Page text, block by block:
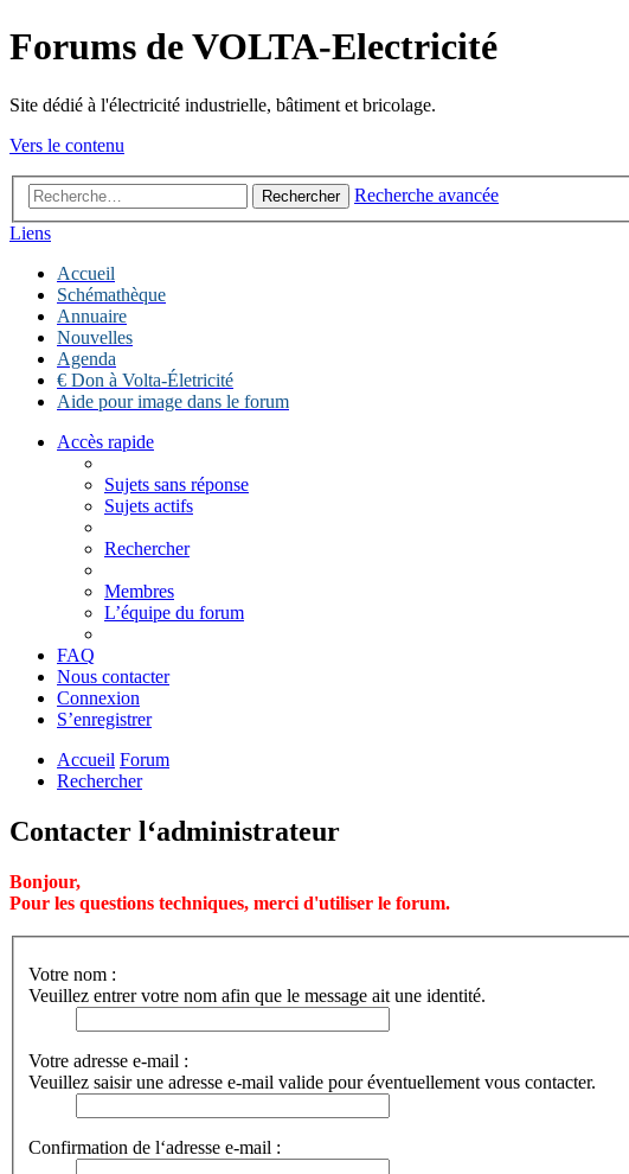
Forums de VOLTA-Electricité
Site dédié à l'électricité industrielle, bâtiment et bricolage.
Vers le contenu
Rechercher
Recherche avancée
Liens
Accueil
Schémathèque
Annuaire
Nouvelles
Agenda
€ Don à Volta-Életricité
Aide pour image dans le forum
Accès rapide
Sujets sans réponse
Sujets actifs
Rechercher
Membres
L’équipe du forum
FAQ
Nous contacter
Connexion
S’enregistrer
Accueil Forum
Rechercher
Contacter l‘administrateur
Bonjour,
Pour les questions techniques, merci d'utiliser le forum.
Votre nom :
Veuillez entrer votre nom afin que le message ait une identité.
Votre adresse e-mail :
Veuillez saisir une adresse e-mail valide pour éventuellement vous contacter.
Confirmation de l‘adresse e-mail :